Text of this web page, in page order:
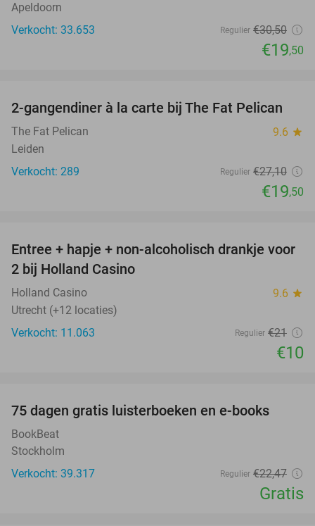
Apeldoorn
Verkocht: 33.653
Regulier €30,50
€19,50
28%
2-gangendiner à la carte bij The Fat Pelican
The Fat Pelican 9.6 star
Leiden
Verkocht: 289
Regulier €27,10
€19,50
52%
Entree + hapje + non-alcoholisch drankje voor
2 bij Holland Casino
Holland Casino 9.6 star
Utrecht (+12 locaties)
Verkocht: 11.063
Regulier €21
€10
75 dagen gratis luisterboeken en e-books
BookBeat
Stockholm
Verkocht: 39.317
Regulier €22,47
Gratis